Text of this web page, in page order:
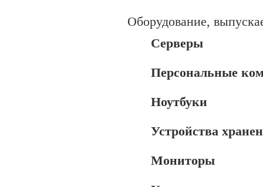
Оборудование,
Серверы
Персональные
Ноутбуки
Устройства
Мониторы